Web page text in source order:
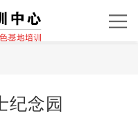
纪念园